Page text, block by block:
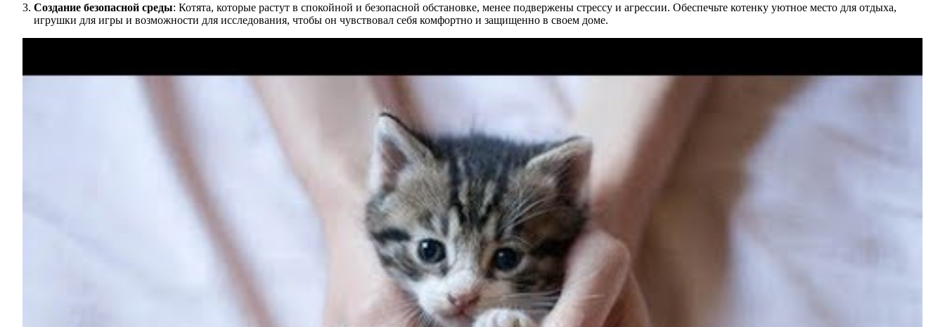
Создание безопасной среды: Котята, которые растут в спокойной и безопасной обстановке, менее подвержены стрессу и агрессии. Обеспечьте котенку уютное место для отдыха,
игрушки для игры и возможности для исследования, чтобы он чувствовал себя комфортно и защищенно в своем доме.